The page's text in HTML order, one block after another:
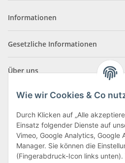
Informationen
Gesetzliche Informationen
Über uns
Klagenfurter Straße 29
9556 Liebenfels
Wie wir Cookies & Co
Durch Klicken auf „Alle
Einsatz folgender Dienste auf
Vimeo, Google Analytics, Google
Manager. Sie können die
(Fingerabdruck-Icon links unten).